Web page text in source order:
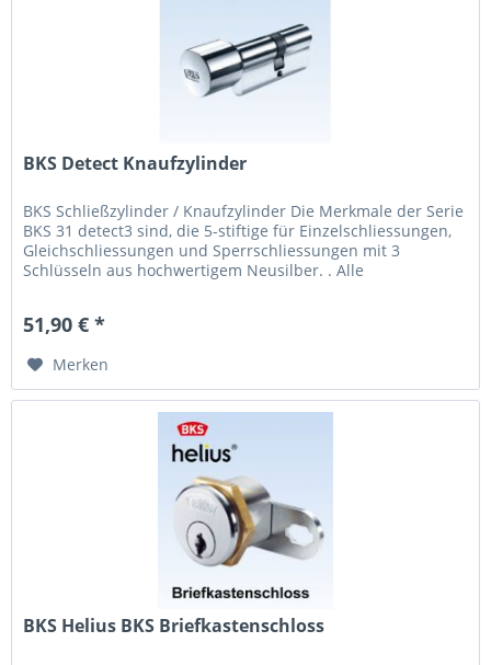
BKS Detect Knaufzylinder
BKS Schließzylinder / Knaufzylinder Die Merkmale der Serie
BKS 31 detect3 sind, die 5-stiftige für Einzelschliessungen,
Gleichschliessungen und Sperrschliessungen mit 3
Schlüsseln aus hochwertigem Neusilber. . Alle
51,90 € *
Merken
BKS Helius BKS Briefkastenschloss